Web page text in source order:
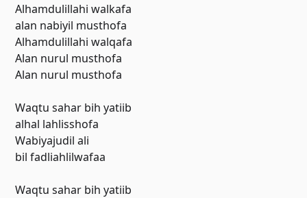
Alhamdulillahi walkafa
alan nabiyil musthofa
Alhamdulillahi walqafa
Alan nurul musthofa
Alan nurul musthofa
Waqtu sahar bih yatiib
alhal lahlisshofa
Wabiyajudil ali
bil fadliahlilwafaa
Waqtu sahar bih yatiib